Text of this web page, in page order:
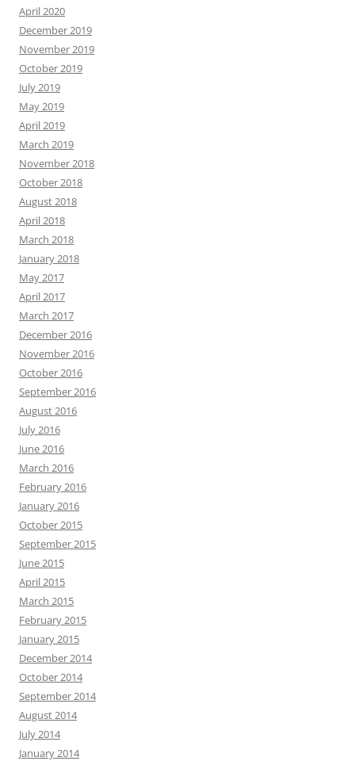
April 2020
December 2019
November 2019
October 2019
July 2019
May 2019
April 2019
March 2019
November 2018
October 2018
August 2018
April 2018
March 2018
January 2018
May 2017
April 2017
March 2017
December 2016
November 2016
October 2016
September 2016
August 2016
July 2016
June 2016
March 2016
February 2016
January 2016
October 2015
September 2015
June 2015
April 2015
March 2015
February 2015
January 2015
December 2014
October 2014
September 2014
August 2014
July 2014
January 2014